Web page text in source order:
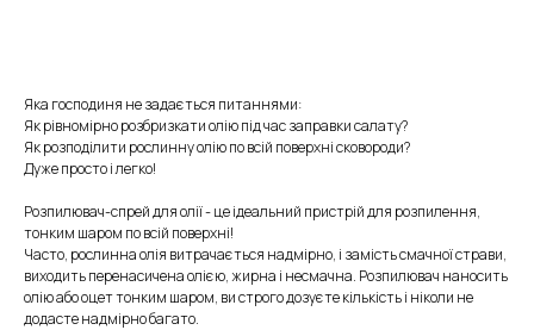
Яка господиня не задається питаннями:
Як рівномірно розбризкати олію під час заправки салату?
Як розподілити рослинну олію по всій поверхні сковороди?
Дуже просто і легко!
Розпилювач-спрей для олії - це ідеальний пристрій для розпилення,
тонким шаром по всій поверхні!
Часто, рослинна олія витрачається надмірно, і замість смачної страви,
виходить перенасичена олією, жирна і несмачна. Розпилювач наносить
олію або оцет тонким шаром, ви строго дозуєте кількість і ніколи не
додасте надмірно багато.